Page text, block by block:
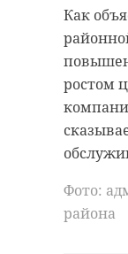
Как
ростом
Фото:
района
февраля
по
контакта.
разного
который
районе.
в